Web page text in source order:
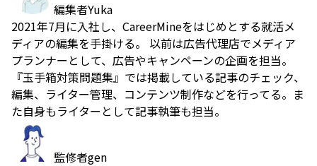
編集者Yuka
2021年7月に入社し、CareerMineをはじめとする就活メ
ディアの編集を手掛ける。 以前は広告代理店でメディア
プランナーとして、広告やキャンペーンの企画を担当。
『玉手箱対策問題集』では掲載している記事のチェック、
編集、ライター管理、コンテンツ制作などを行ってる。ま
た自身もライターとして記事執筆も担当。
監修者gen